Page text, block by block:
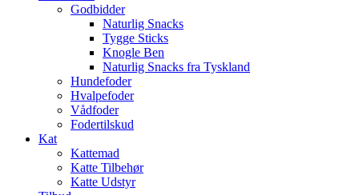
Godbidder
Naturlig Snacks
Tygge Sticks
Knogle Ben
Naturlig Snacks fra Tyskland
Hundefoder
Hvalpefoder
Vådfoder
Fodertilskud
Kat
Kattemad
Katte Tilbehør
Katte Udstyr